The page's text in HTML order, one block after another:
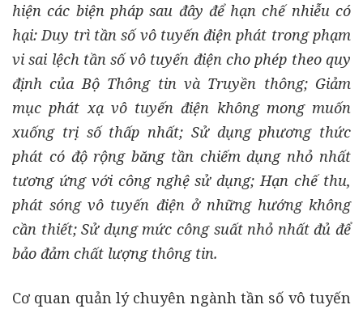
hiện các biện pháp sau đây để hạn chế nhiễu có
hại: Duy trì tần số vô tuyến điện phát trong phạm
vi sai lệch tần số vô tuyến điện cho phép theo quy
định của Bộ Thông tin và Truyền thông; Giảm
mục phát xạ vô tuyến điện không mong muốn
xuống trị số thấp nhất; Sử dụng phương thức
phát có độ rộng băng tần chiếm dụng nhỏ nhất
tương ứng với công nghệ sử dụng; Hạn chế thu,
phát sóng vô tuyến điện ở những hướng không
cần thiết; Sử dụng mức công suất nhỏ nhất đủ để
bảo đảm chất lượng thông tin.
Cơ quan quản lý chuyên ngành tần số vô tuyến